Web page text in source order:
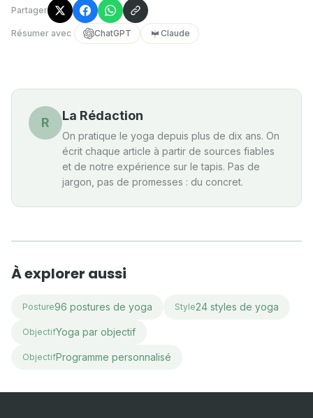
Partager
Résumer avec ChatGPT Claude
R La Rédaction
On pratique le yoga depuis plus de dix ans. On
écrit chaque article à partir de sources fiables
et de notre expérience sur le tapis. Pas de
jargon, pas de promesses : du concret.
À explorer aussi
Posture96 postures de yoga Style24 styles de yoga
ObjectifYoga par objectif
ObjectifProgramme personnalisé